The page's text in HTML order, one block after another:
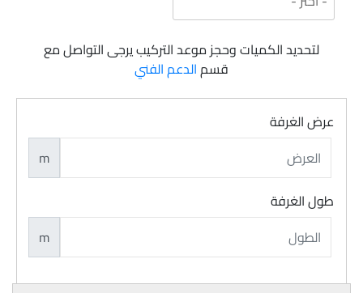
لتحديد الكميات وحجز موعد التركيب يرجى التواصل مع
قسمالدعم الفني
عرض الغرفة
m
طول الغرفة
m